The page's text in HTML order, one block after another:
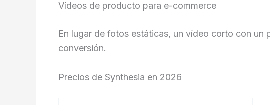
Vídeos de producto para e-commerce
En lugar de fotos estáticas, un vídeo corto con
conversión.
Precios de Synthesia en 2026